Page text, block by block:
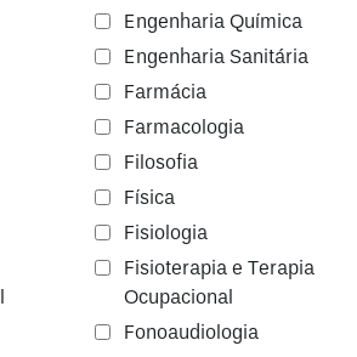
Engenharia Química
Engenharia Sanitária
Farmácia
Farmacologia
Filosofia
Física
Fisiologia
Fisioterapia e Terapia
Ocupacional
Fonoaudiologia